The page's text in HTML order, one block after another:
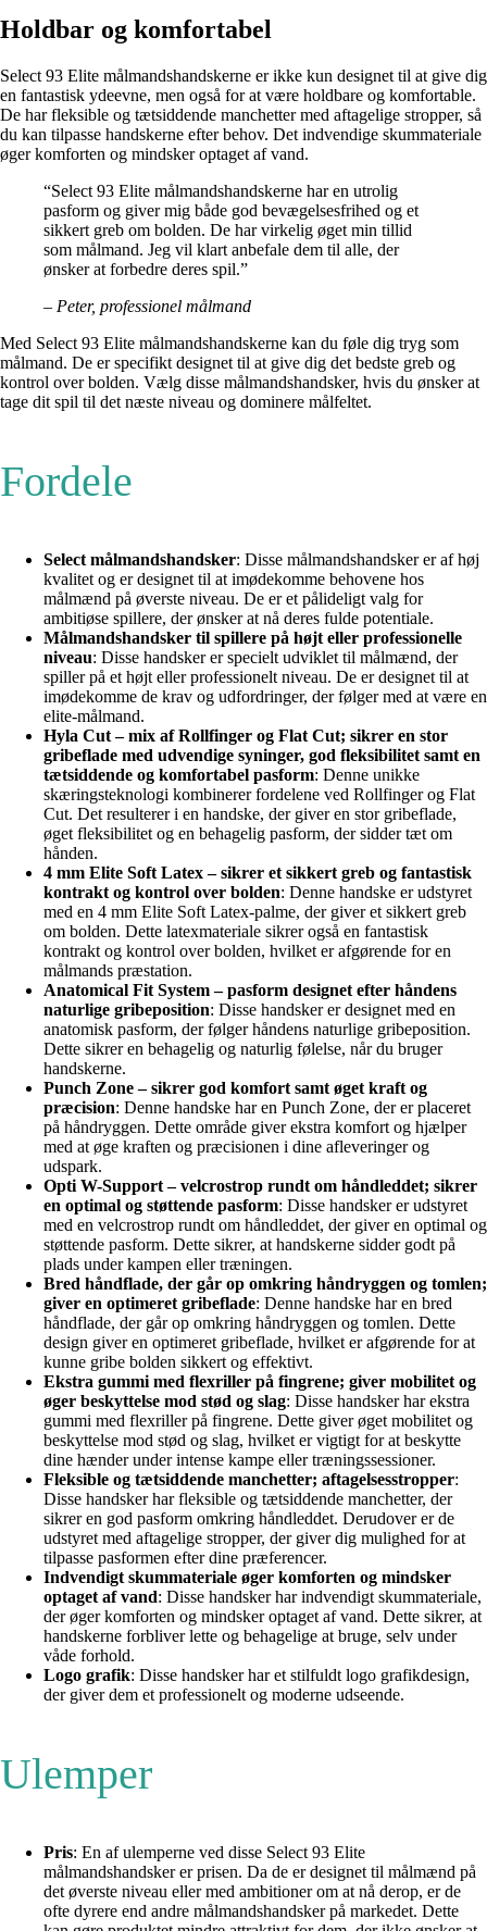
Holdbar og komfortabel
Select 93 Elite målmandshandskerne er ikke kun designet til at give dig
en fantastisk ydeevne, men også for at være holdbare og komfortable.
De har fleksible og tætsiddende manchetter med aftagelige stropper, så
du kan tilpasse handskerne efter behov. Det indvendige skummateriale
øger komforten og mindsker optaget af vand.
“Select 93 Elite målmandshandskerne har en utrolig
pasform og giver mig både god bevægelsesfrihed og et
sikkert greb om bolden. De har virkelig øget min tillid
som målmand. Jeg vil klart anbefale dem til alle, der
ønsker at forbedre deres spil.”
– Peter, professionel målmand
Med Select 93 Elite målmandshandskerne kan du føle dig tryg som
målmand. De er specifikt designet til at give dig det bedste greb og
kontrol over bolden. Vælg disse målmandshandsker, hvis du ønsker at
tage dit spil til det næste niveau og dominere målfeltet.
Fordele
Select målmandshandsker: Disse målmandshandsker er af høj
kvalitet og er designet til at imødekomme behovene hos
målmænd på øverste niveau. De er et pålideligt valg for
ambitiøse spillere, der ønsker at nå deres fulde potentiale.
Målmandshandsker til spillere på højt eller professionelle
niveau: Disse handsker er specielt udviklet til målmænd, der
spiller på et højt eller professionelt niveau. De er designet til at
imødekomme de krav og udfordringer, der følger med at være en
elite-målmand.
Hyla Cut – mix af Rollfinger og Flat Cut; sikrer en stor
gribeflade med udvendige syninger, god fleksibilitet samt en
tætsiddende og komfortabel pasform: Denne unikke
skæringsteknologi kombinerer fordelene ved Rollfinger og Flat
Cut. Det resulterer i en handske, der giver en stor gribeflade,
øget fleksibilitet og en behagelig pasform, der sidder tæt om
hånden.
4 mm Elite Soft Latex – sikrer et sikkert greb og fantastisk
kontrakt og kontrol over bolden: Denne handske er udstyret
med en 4 mm Elite Soft Latex-palme, der giver et sikkert greb
om bolden. Dette latexmateriale sikrer også en fantastisk
kontrakt og kontrol over bolden, hvilket er afgørende for en
målmands præstation.
Anatomical Fit System – pasform designet efter håndens
naturlige gribeposition: Disse handsker er designet med en
anatomisk pasform, der følger håndens naturlige gribeposition.
Dette sikrer en behagelig og naturlig følelse, når du bruger
handskerne.
Punch Zone – sikrer god komfort samt øget kraft og
præcision: Denne handske har en Punch Zone, der er placeret
på håndryggen. Dette område giver ekstra komfort og hjælper
med at øge kraften og præcisionen i dine afleveringer og
udspark.
Opti W-Support – velcrostrop rundt om håndleddet; sikrer
en optimal og støttende pasform: Disse handsker er udstyret
med en velcrostrop rundt om håndleddet, der giver en optimal og
støttende pasform. Dette sikrer, at handskerne sidder godt på
plads under kampen eller træningen.
Bred håndflade, der går op omkring håndryggen og tomlen;
giver en optimeret gribeflade: Denne handske har en bred
håndflade, der går op omkring håndryggen og tomlen. Dette
design giver en optimeret gribeflade, hvilket er afgørende for at
kunne gribe bolden sikkert og effektivt.
Ekstra gummi med flexriller på fingrene; giver mobilitet og
øger beskyttelse mod stød og slag: Disse handsker har ekstra
gummi med flexriller på fingrene. Dette giver øget mobilitet og
beskyttelse mod stød og slag, hvilket er vigtigt for at beskytte
dine hænder under intense kampe eller træningssessioner.
Fleksible og tætsiddende manchetter; aftagelsesstropper:
Disse handsker har fleksible og tætsiddende manchetter, der
sikrer en god pasform omkring håndleddet. Derudover er de
udstyret med aftagelige stropper, der giver dig mulighed for at
tilpasse pasformen efter dine præferencer.
Indvendigt skummateriale øger komforten og mindsker
optaget af vand: Disse handsker har indvendigt skummateriale,
der øger komforten og mindsker optaget af vand. Dette sikrer, at
handskerne forbliver lette og behagelige at bruge, selv under
våde forhold.
Logo grafik: Disse handsker har et stilfuldt logo grafikdesign,
der giver dem et professionelt og moderne udseende.
Ulemper
Pris: En af ulemperne ved disse Select 93 Elite
målmandshandsker er prisen. Da de er designet til målmænd på
det øverste niveau eller med ambitioner om at nå derop, er de
ofte dyrere end andre målmandshandsker på markedet. Dette